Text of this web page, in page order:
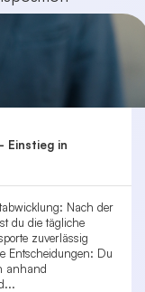
Einstieg in
Nach der
du die tägliche
zuverlässig
Entscheidungen: Du
anhand